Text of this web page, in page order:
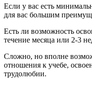
Если у вас есть
для вас большим
Есть ли возможность
течение месяца или 2-3
Сложно, но вполне
отношения к учебе,
трудолюбии.